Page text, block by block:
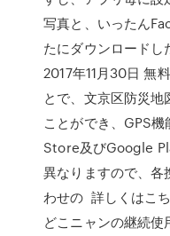
写真と、いったん
たにダウンロードし
2017年11月30日 無
とで、文京区防災地
ことができ、GPS
Store及びGoogle
異なりますので、各
わせの 詳しくはこ
どこニャンの継続使